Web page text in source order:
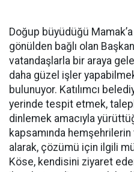
Doğup büyüdüğü
gönülden bağlı olan
vatandaşlarla bir araya
daha güzel işler
bulunuyor. Katılımcı
yerinde tespit etmek,
dinlemek amacıyla
kapsamında
alarak, çözümü için ilgili
Köse, kendisini ziyaret